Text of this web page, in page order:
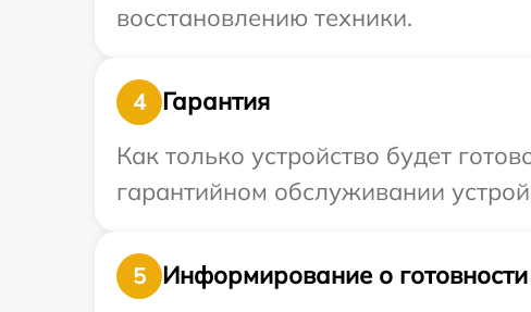
восстановлению техники.
4
Гарантия
Как только устройство будет
гарантийном обслуживании
5
Информирование о готовности